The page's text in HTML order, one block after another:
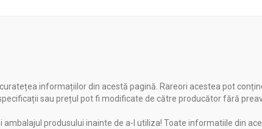
informațiilor din acestă pagină. Rareori acestea pot
sau prețul pot fi modificate de către producător fără
ambalajul produsului inainte de a-l utiliza! Toate informatiile din